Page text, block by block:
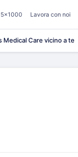
5×1000 Lavora con noi
Medical Care vicino a te